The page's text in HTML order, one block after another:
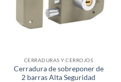
CERRADURAS Y CERROJOS
Cerradura de sobreponer de
2 barras Alta Seguridad